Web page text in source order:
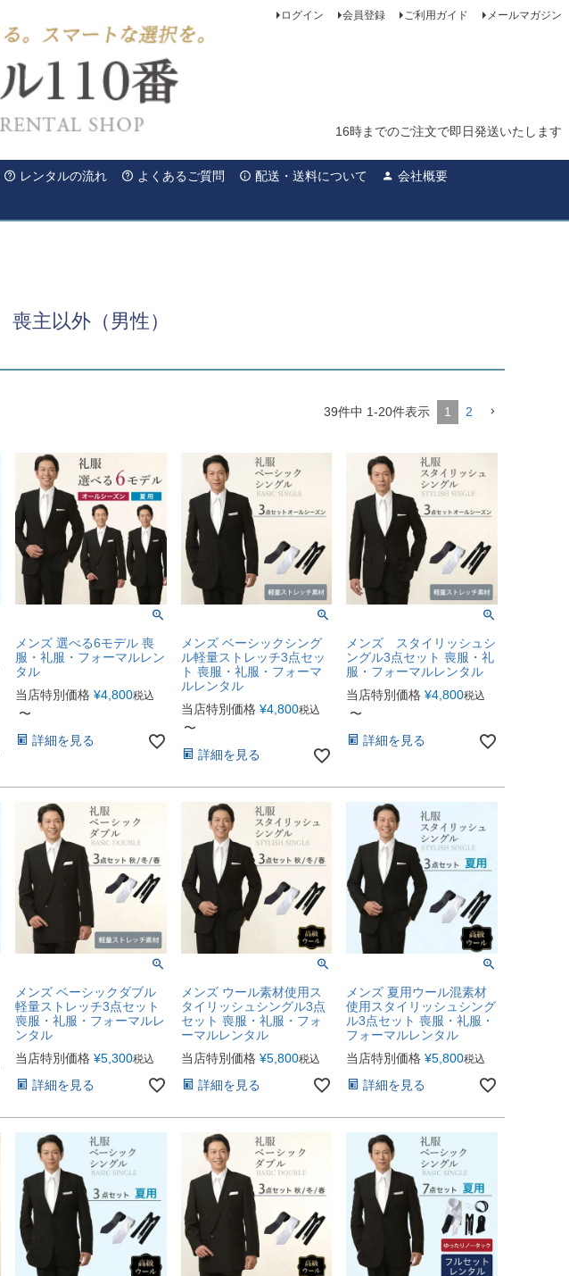
ログイン 会員登録 ご利用ガイド メールマガジン
16時までのご注文で即日発送いたします
レンタルの流れ よくあるご質問 配送・送料について 会社概要
喪主以外（男性）
39件中 1-20件表示 1 2
メンズ 選べる6モデル 喪
服・礼服・フォーマルレン
タル
当店特別価格 ¥4,800税込
〜
詳細を見る
メンズ ベーシックシング
ル軽量ストレッチ3点セッ
ト 喪服・礼服・フォーマ
ルレンタル
当店特別価格 ¥4,800税込
〜
詳細を見る
メンズ スタイリッシュシ
ングル3点セット 喪服・礼
服・フォーマルレンタル
当店特別価格 ¥4,800税込
〜
詳細を見る
メンズ ベーシックダブル
軽量ストレッチ3点セット
喪服・礼服・フォーマルレ
ンタル
当店特別価格 ¥5,300税込
詳細を見る
メンズ ウール素材使用ス
タイリッシュシングル3点
セット 喪服・礼服・フォ
ーマルレンタル
当店特別価格 ¥5,800税込
詳細を見る
メンズ 夏用ウール混素材
使用スタイリッシュシング
ル3点セット 喪服・礼服・
フォーマルレンタル
当店特別価格 ¥5,800税込
詳細を見る